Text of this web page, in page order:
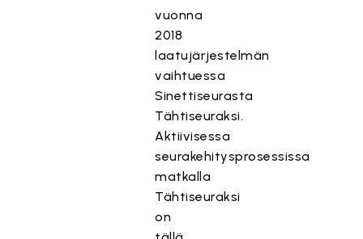
vuonna
2018
laatujärjestelmän
vaihtuessa
Sinettiseurasta
Tähtiseuraksi.
Aktiivisessa
seurakehitysprosessissa
matkalla
Tähtiseuraksi
on